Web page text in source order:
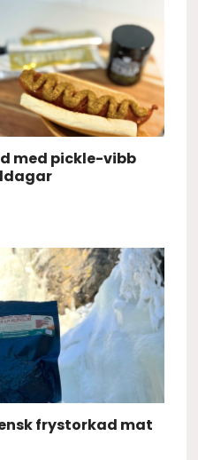
med pickle-vibb
frystorkad mat